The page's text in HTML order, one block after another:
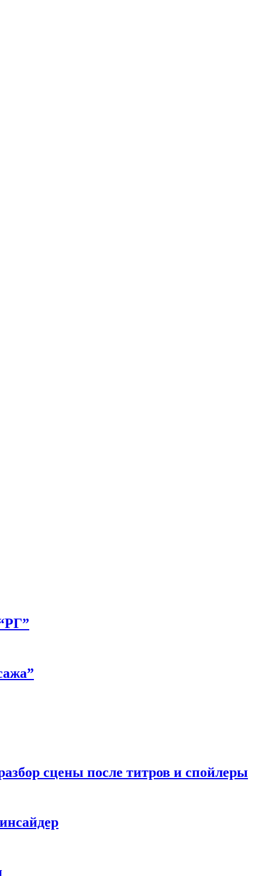
сцены после титров и спойлеры